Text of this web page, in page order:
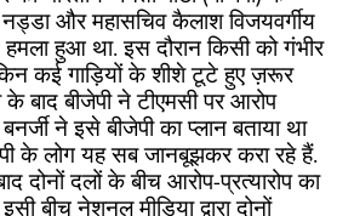
नड्डा और महासचिव कैलाश विजयवर्गीय
हुआ था. इस दौरान किसी को गंभीर
कई गाड़ियों के शीशे टूटे हुए ज़रूर
बाद बीजेपी ने टीएमसी पर आरोप
ने इसे बीजेपी का प्लान बताया था
के लोग यह सब जानबूझकर करा रहे हैं.
दोनों दलों के बीच आरोप-प्रत्यारोप का
बीच नेशनल मीडिया द्वारा दोनों